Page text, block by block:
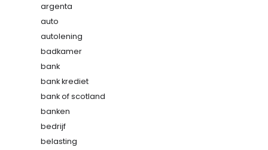
argenta
auto
autolening
badkamer
bank
bank krediet
bank of scotland
banken
bedrijf
belasting